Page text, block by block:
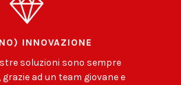
INNOVAZIONE
soluzioni sono sempre
ad un team giovane e